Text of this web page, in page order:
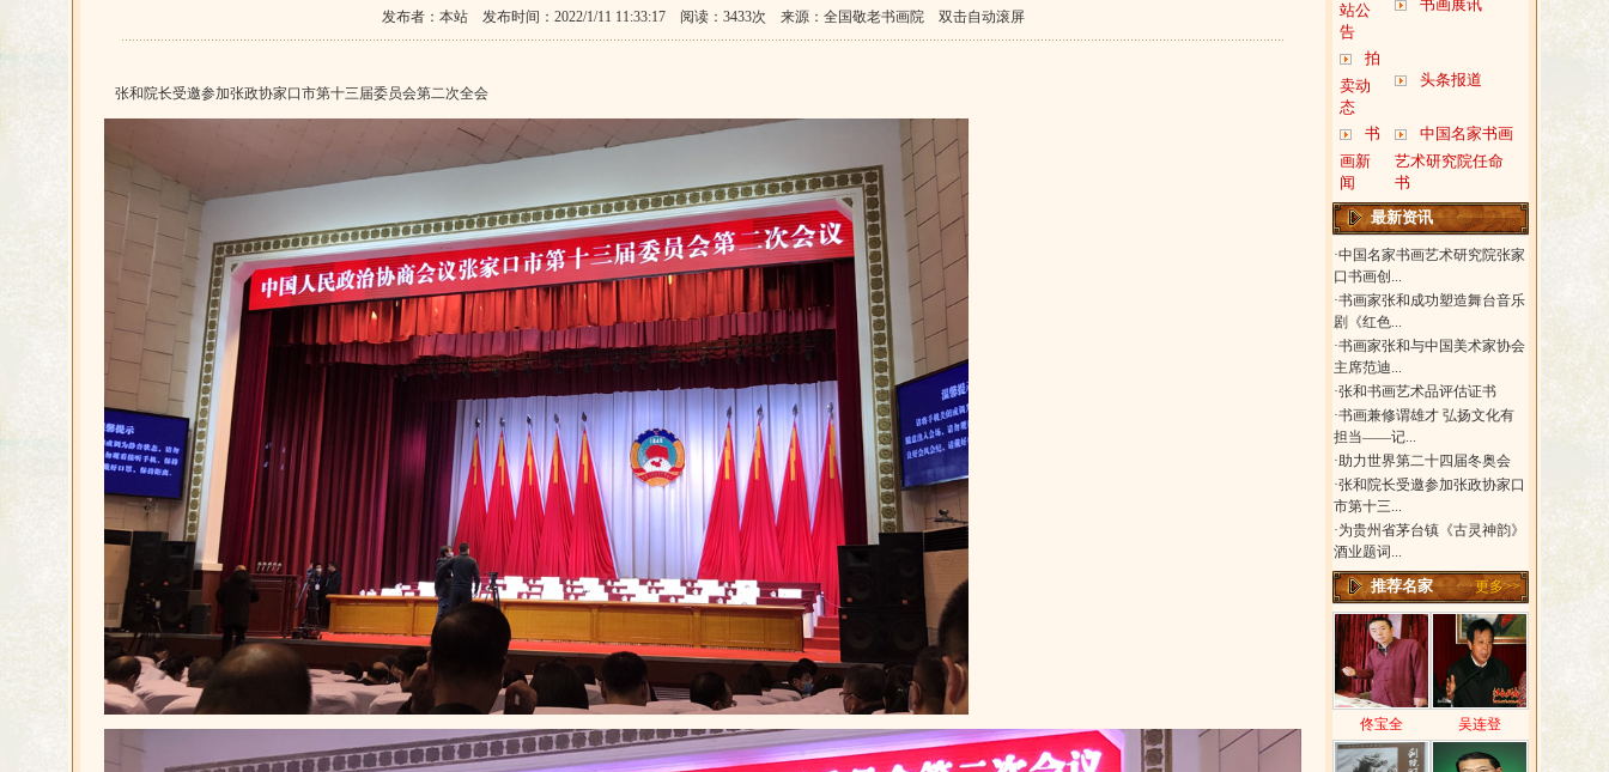
发布者：本站 发布时间：2022/1/11 11:33:17 阅读：3433次 来源：全国敬老书画院 双击自动滚屏
张和院长受邀参加张政协家口市第十三届委员会第二次全会
站公
告
书画展讯
拍
卖动
态
头条报道
书
画新
闻
中国名家书画
艺术研究院任命
书
最新资讯
·中国名家书画艺术研究院张家
口书画创...
·书画家张和成功塑造舞台音乐
剧《红色...
·书画家张和与中国美术家协会
主席范迪...
·张和书画艺术品评估证书
·书画兼修谓雄才 弘扬文化有
担当——记...
·助力世界第二十四届冬奥会
·张和院长受邀参加张政协家口
市第十三...
·为贵州省茅台镇《古灵神韵》
酒业题词...
推荐名家 更多>>
佟宝全 吴连登